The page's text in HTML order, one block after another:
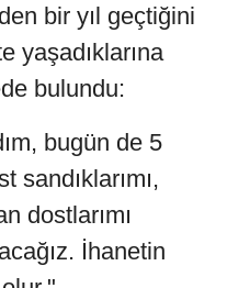
bir yıl geçtiğini
yaşadıklarına
bulundu:
bugün de 5
sandıklarımı,
dostlarımı
İhanetin